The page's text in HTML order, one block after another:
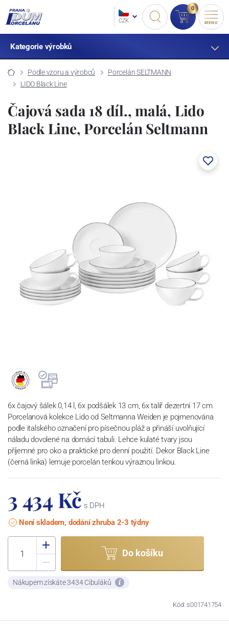
CZK
0
MENU
Kategorie výrobků
Podle vzoru a výrobců
Porcelán SELTMANN
LIDO Black Line
Čajová sada 18 díl., malá, Lido
Black Line, Porcelán Seltmann
6x čajový šálek 0,14 l, 6x podšálek 13 cm, 6x talíř dezertní 17 cm
Porcelanová kolekce Lido od Seltmanna Weiden je pojmenována
podle italského označení pro písečnou pláž a přináší uvolňující
náladu dovolené na domácí tabuli. Lehce kulaté tvary jsou
příjemné pro oko a praktické pro denní použití. Dekor Black Line
(černá linka) lemuje porcelán tenkou výraznou linkou.
3 434 Kč s DPH
Není skladem, dodání zhruba 2-3 týdny
Do košíku
Nákupem získáte 3434 Cibuláků
Kód: s001741754